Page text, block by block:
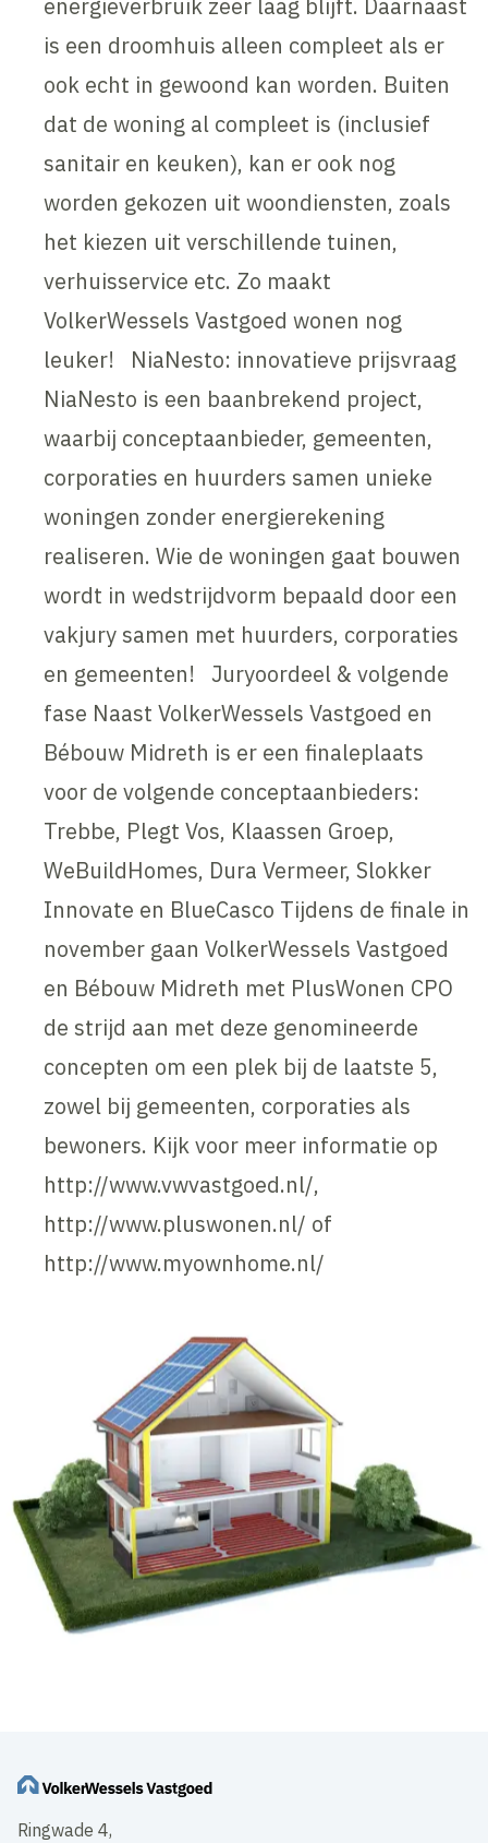
is een droomhuis alleen compleet als er
ook echt in gewoond kan worden. Buiten
dat de woning al compleet is (inclusief
sanitair en keuken), kan er ook nog
worden gekozen uit woondiensten, zoals
het kiezen uit verschillende tuinen,
verhuisservice etc. Zo maakt
VolkerWessels Vastgoed wonen nog
leuker! NiaNesto: innovatieve prijsvraag
NiaNesto is een baanbrekend project,
waarbij conceptaanbieder, gemeenten,
corporaties en huurders samen unieke
woningen zonder energierekening
realiseren. Wie de woningen gaat bouwen
wordt in wedstrijdvorm bepaald door een
vakjury samen met huurders, corporaties
en gemeenten! Juryoordeel & volgende
fase Naast VolkerWessels Vastgoed en
Bébouw Midreth is er een finaleplaats
voor de volgende conceptaanbieders:
Trebbe, Plegt Vos, Klaassen Groep,
WeBuildHomes, Dura Vermeer, Slokker
Innovate en BlueCasco Tijdens de finale in
november gaan VolkerWessels Vastgoed
en Bébouw Midreth met PlusWonen CPO
de strijd aan met deze genomineerde
concepten om een plek bij de laatste 5,
zowel bij gemeenten, corporaties als
bewoners. Kijk voor meer informatie op
http://www.vwvastgoed.nl/,
http://www.pluswonen.nl/ of
http://www.myownhome.nl/
Ringwade 4,